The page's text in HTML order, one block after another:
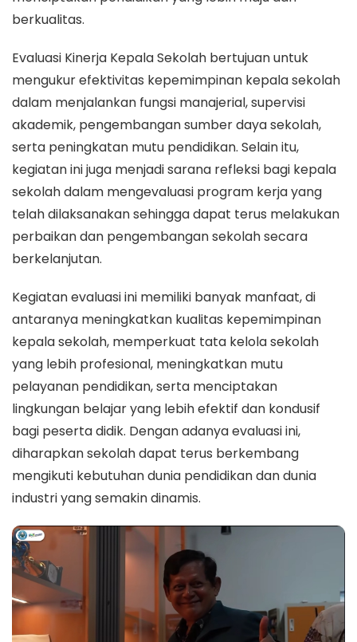
berkualitas.
Evaluasi Kinerja Kepala Sekolah bertujuan untuk
mengukur efektivitas kepemimpinan kepala sekolah
dalam menjalankan fungsi manajerial, supervisi
akademik, pengembangan sumber daya sekolah,
serta peningkatan mutu pendidikan. Selain itu,
kegiatan ini juga menjadi sarana refleksi bagi kepala
sekolah dalam mengevaluasi program kerja yang
telah dilaksanakan sehingga dapat terus melakukan
perbaikan dan pengembangan sekolah secara
berkelanjutan.
Kegiatan evaluasi ini memiliki banyak manfaat, di
antaranya meningkatkan kualitas kepemimpinan
kepala sekolah, memperkuat tata kelola sekolah
yang lebih profesional, meningkatkan mutu
pelayanan pendidikan, serta menciptakan
lingkungan belajar yang lebih efektif dan kondusif
bagi peserta didik. Dengan adanya evaluasi ini,
diharapkan sekolah dapat terus berkembang
mengikuti kebutuhan dunia pendidikan dan dunia
industri yang semakin dinamis.